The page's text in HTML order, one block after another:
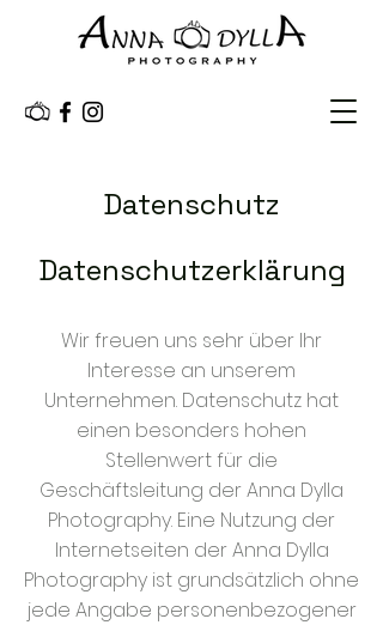
Datenschutz
Datenschutzerklärung
Wir freuen uns sehr über Ihr
Interesse an unserem
Unternehmen. Datenschutz hat
einen besonders hohen
Stellenwert für die
Geschäftsleitung der Anna Dylla
Photography. Eine Nutzung der
Internetseiten der Anna Dylla
Photography ist grundsätzlich ohne
jede Angabe personenbezogener